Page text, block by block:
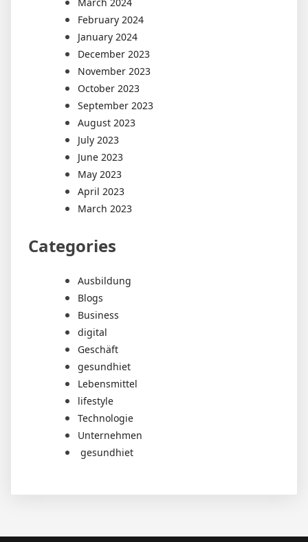
February 2024
January 2024
December 2023
November 2023
October 2023
September 2023
August 2023
July 2023
June 2023
May 2023
April 2023
March 2023
Categories
Ausbildung
Blogs
Business
digital
Geschäft
gesundhiet
Lebensmittel
lifestyle
Technologie
Unternehmen
gesundhiet